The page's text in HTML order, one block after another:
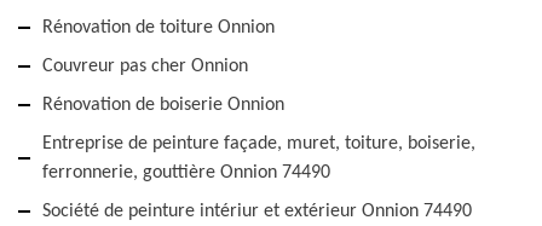
Rénovation de toiture Onnion
Couvreur pas cher Onnion
Rénovation de boiserie Onnion
Entreprise de peinture façade, muret, toiture, boiserie,
ferronnerie, gouttière Onnion 74490
Société de peinture intériur et extérieur Onnion 74490